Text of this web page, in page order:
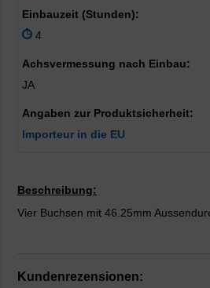
Einbauzeit (Stunden):
4
Achsvermessung nach Einbau:
JA
Angaben zur Produktsicherheit:
Importeur in die EU
Beschreibung:
Vier Buchsen mit 46.25mm
Kundenrezensionen: